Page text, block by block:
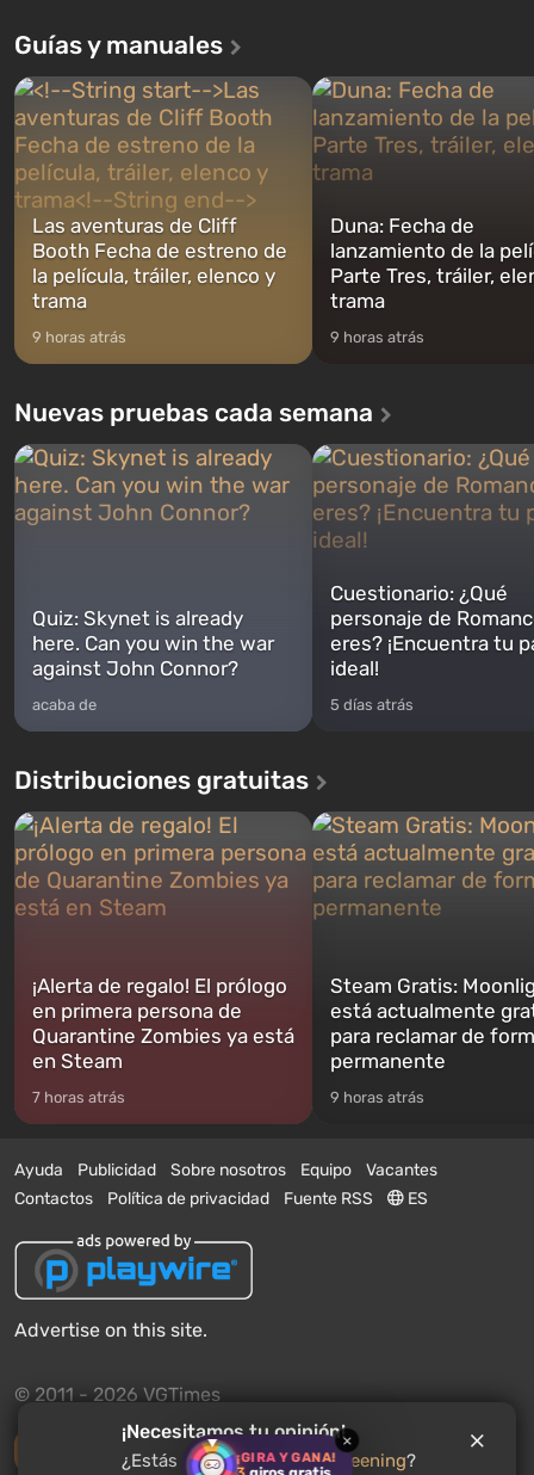
¡GIRA Y GANA!
×
construidos. Este, según la idea de
los especialistas de Vault-Tec, debe
abrirse primero después de que
caigan las bombas n...
Trevor y Franklin, entre los
podrás cambi...
Guías y manuales
Las aventuras de Cliff
Booth Fecha de estreno de
la película, tráiler, elenco y
trama
9 horas atrás
Duna: Fecha de
lanzamiento de la
Parte Tres, tráiler,
trama
9 horas atrás
Nuevas pruebas cada semana
Quiz: Skynet is already
here. Can you win the war
against John Connor?
acaba de
Cuestionario: ¿Qué
personaje de
eres? ¡Encuentra tu
ideal!
5 días atrás
Distribuciones gratuitas
¡Alerta de regalo! El prólogo
en primera persona de
Quarantine Zombies ya está
en Steam
7 horas atrás
Steam Gratis:
está actualmente
para reclamar de
permanente
9 horas atrás
Ayuda Publicidad Sobre nosotros Equipo
Vacantes
Contactos
Política de privacidad Fuente RSS ES
Advertise on this site.
© 2011 - 2026 VGTimes
Versión completa
¡Necesitamos tu opinión!
¿Estás esperandoThe Regreening?